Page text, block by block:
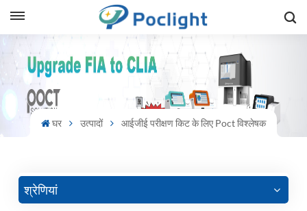
घर उत्पादों आईजीई परीक्षण किट के लिए Poct विश्लेषक
श्रेणियां